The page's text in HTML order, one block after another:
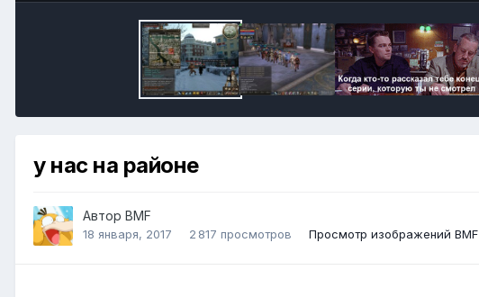
у нас на районе
Автор BMF
18 января, 2017 2 817 просмотров Просмотр изображений BMF